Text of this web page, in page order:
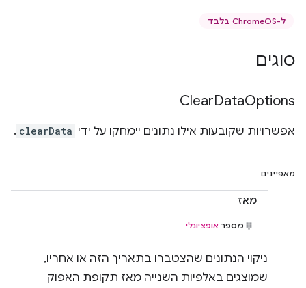
ל-ChromeOS בלבד
סוגים
ClearDataOptions
אפשרויות שקובעות אילו נתונים יימחקו על ידי clearData
.
מאפיינים
מאז
מספר אופציונלי
ניקוי הנתונים שהצטברו בתאריך הזה או אחריו,
שמוצגים באלפיות השנייה מאז תקופת האפוק